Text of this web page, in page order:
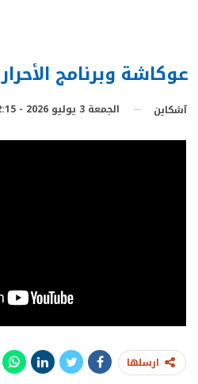
عوكاشة وبرنامج الأحرار
آشكاين الجمعة 3 يوليو 2026 - 12:15
ارسلها